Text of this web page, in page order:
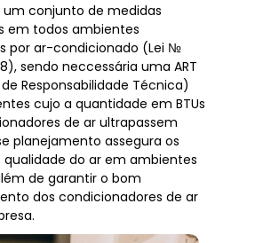
um conjunto de medidas
em todos ambientes
por ar-condicionado (Lei №
sendo neccessária uma ART
Responsabilidade Técnica)
cujo a quantidade em BTUs
de ar ultrapassem
planejamento assegura os
qualidade do ar em ambientes
de garantir o bom
dos condicionadores de ar